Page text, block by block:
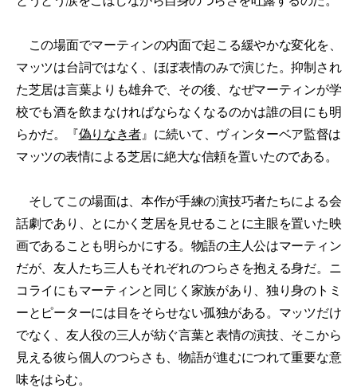
この場面でマーティンの内面で起こる緩やかな変化を、
マッツは台詞ではなく、ほぼ表情のみで演じた。抑制され
た芝居は言葉よりも雄弁で、その後、なぜマーティンが学
校でも酒を飲まなければならなくなるのかは誰の目にも明
らかだ。『偽りなき者 』に続いて、ヴィンターベア監督は
マッツの表情による芝居に絶大な信頼を置いたのである。
そしてこの場面は、本作が手練の演技巧者たちによる会
話劇であり、とにかく芝居を見せることに主眼を置いた映
画であることも明らかにする。物語の主人公はマーティン
だが、友人たち三人もそれぞれのつらさを抱える身だ。ニ
コライにもマーティンと同じく家族があり、独り身のトミ
ーとピーターには目をそらせない孤独がある。マッツだけ
でなく、友人役の三人が紡ぐ言葉と表情の演技、そこから
見える彼ら個人のつらさも、物語が進むにつれて重要な意
味をはらむ。